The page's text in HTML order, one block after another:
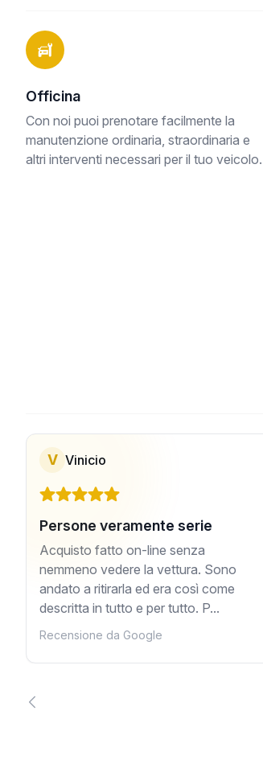
Officina
Con noi puoi prenotare facilmente la
manutenzione ordinaria, straordinaria e
altri interventi necessari per il tuo veicolo.
V Vinicio
Persone veramente serie
Acquisto fatto on-line senza
nemmeno vedere la vettura. Sono
andato a ritirarla ed era così come
descritta in tutto e per tutto. P...
Recensione da Google